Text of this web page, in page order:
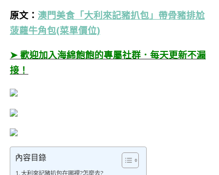
原文： 澳門美食「大利來記豬扒包」帶骨豬排尬
菠蘿牛角包(菜單價位)
➤ 歡迎加入海綿飽飽的專屬社群．每天更新不漏
接！
內容目錄
大利來記豬扒包在哪裡?怎麼去?